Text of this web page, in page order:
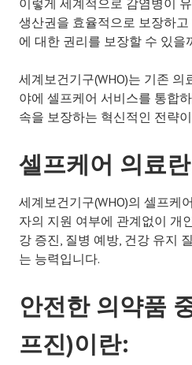
이렇게 세계적으로 감염병이
생산권을 효율적으로 보장하
에 대한 권리를 보장할 수 있을
세계보건기구(WHO)는 기존
야에 셀프케어 서비스를 통합
속을 보장하는 혁신적인 전략
셀프케어 의료
세계보건기구(WHO)의 셀프케
자의 지원 여부에 관계없이 개
강 증진, 질병 예방, 건강 유지
는 능력입니다.
안전한 의약품
프진)이란: